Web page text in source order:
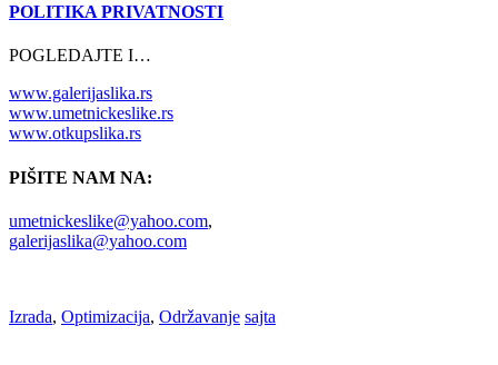
POLITIKA PRIVATNOSTI
POGLEDAJTE I…
www.galerijaslika.rs
www.umetnickeslike.rs
www.otkupslika.rs
PIŠITE NAM NA:
umetnickeslike@yahoo.com,
galerijaslika@yahoo.com
Izrada, Optimizacija, Održavanje sajta